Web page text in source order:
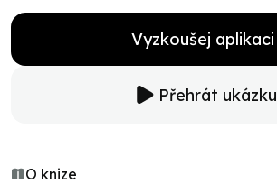
Vyzkoušej aplikaci
Přehrát ukázku
O knize